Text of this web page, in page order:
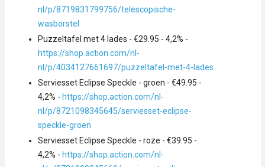
nl/p/8719831799756/telescopische-
wasborstel
Puzzeltafel met 4 lades - €29.95 - 4,2% -
https://shop.action.com/nl-
nl/p/4034127661697/puzzeltafel-met-4-lades
Serviesset Eclipse Speckle - groen - €49.95 -
4,2% - https://shop.action.com/nl-
nl/p/8721098345645/serviesset-eclipse-
speckle-groen
Serviesset Eclipse Speckle - roze - €39.95 -
4,2% - https://shop.action.com/nl-